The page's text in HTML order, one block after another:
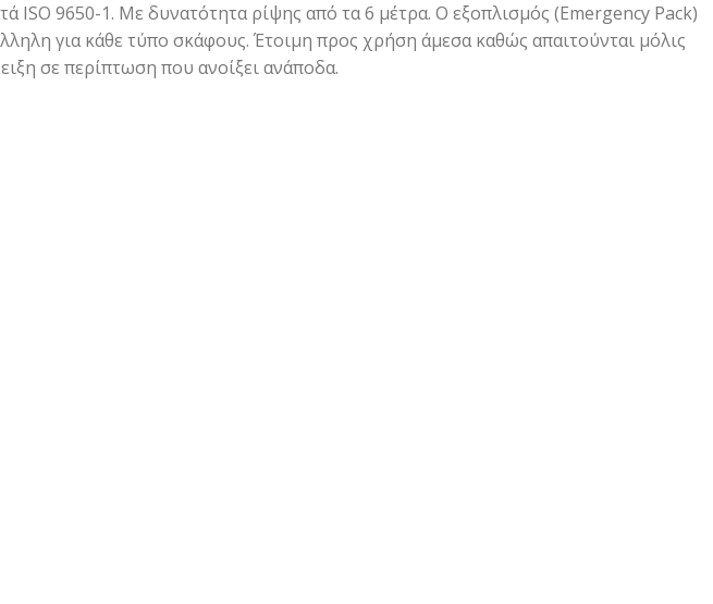
ISO 9650-1. Με δυνατότητα ρίψης από τα 6 μέτρα. Ο εξοπλισμός (Emergency Pack)
για κάθε τύπο σκάφους. Έτοιμη προς χρήση άμεσα καθώς απαιτούνται μόλις
σε περίπτωση που ανοίξει ανάποδα.